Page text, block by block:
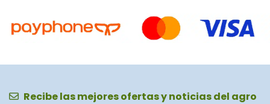
Recibe las mejores ofertas y noticias del agro